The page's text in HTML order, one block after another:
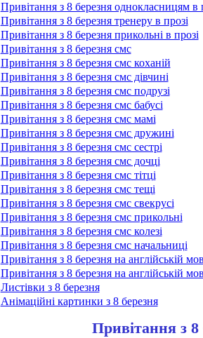
Привітання з 8 березня однокласницям в
Привітання з 8 березня тренеру в прозі
Привітання з 8 березня прикольні в прозі
Привітання з 8 березня смс
Привітання з 8 березня смс коханій
Привітання з 8 березня смс дівчині
Привітання з 8 березня смс подрузі
Привітання з 8 березня смс бабусі
Привітання з 8 березня смс мамі
Привітання з 8 березня смс дружині
Привітання з 8 березня смс сестрі
Привітання з 8 березня смс дочці
Привітання з 8 березня смс тітці
Привітання з 8 березня смс тещі
Привітання з 8 березня смс свекрусі
Привітання з 8 березня смс прикольні
Привітання з 8 березня смс колезі
Привітання з 8 березня смс начальниці
Привітання з 8 березня на англійській
Привітання з 8 березня на англійській
Листівки з 8 березня
Анімаційні картинки з 8 березня
Привітання з 8